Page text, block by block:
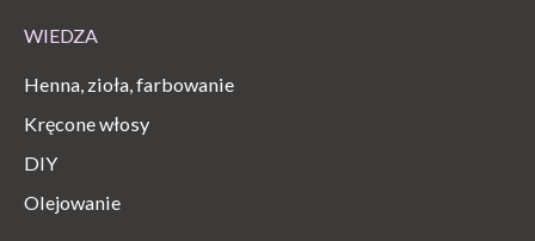
WIEDZA
Henna, zioła, farbowanie
Kręcone włosy
DIY
Olejowanie